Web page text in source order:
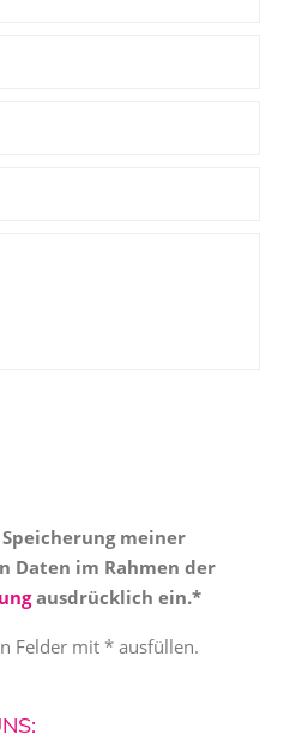
Daten im Rahmen der
ausdrücklich ein.*
Felder mit * ausfüllen.